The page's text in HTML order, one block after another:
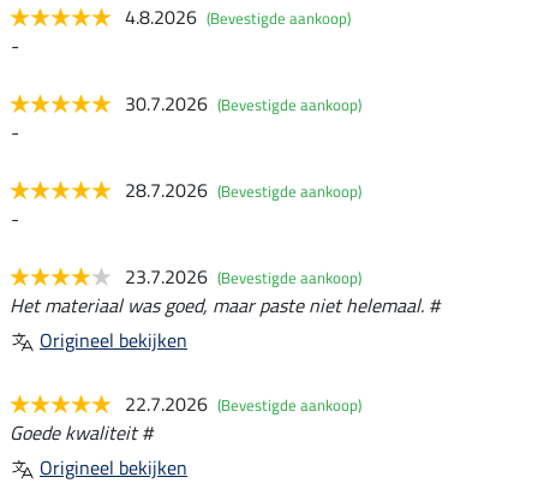
4.8.2026 (Bevestigde aankoop)
-
30.7.2026 (Bevestigde aankoop)
-
28.7.2026 (Bevestigde aankoop)
-
23.7.2026 (Bevestigde aankoop)
Het materiaal was goed, maar paste niet helemaal. #
Origineel bekijken
22.7.2026 (Bevestigde aankoop)
Goede kwaliteit #
Origineel bekijken